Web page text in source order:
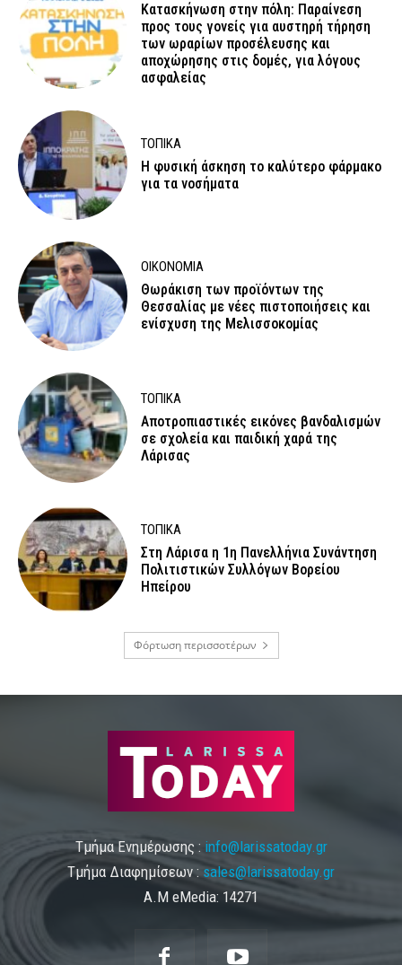
Κατασκήνωση στην πόλη: Παραίνεση
προς τους γονείς για αυστηρή τήρηση
των ωραρίων προσέλευσης και
αποχώρησης στις δομές, για λόγους
ασφαλείας
ΤΟΠΙΚΑ
Η φυσική άσκηση το καλύτερο φάρμακο
για τα νοσήματα
ΟΙΚΟΝΟΜΙΑ
Θωράκιση των προϊόντων της
Θεσσαλίας με νέες πιστοποιήσεις και
ενίσχυση της Μελισσοκομίας
ΤΟΠΙΚΑ
Αποτροπιαστικές εικόνες βανδαλισμών
σε σχολεία και παιδική χαρά της
Λάρισας
ΤΟΠΙΚΑ
Στη Λάρισα η 1η Πανελλήνια Συνάντηση
Πολιτιστικών Συλλόγων Βορείου
Ηπείρου
Φόρτωση περισσοτέρων
Τμήμα Ενημέρωσης : info@larissatoday.gr
Τμήμα Διαφημίσεων : sales@larissatoday.gr
Α.Μ eMedia: 14271